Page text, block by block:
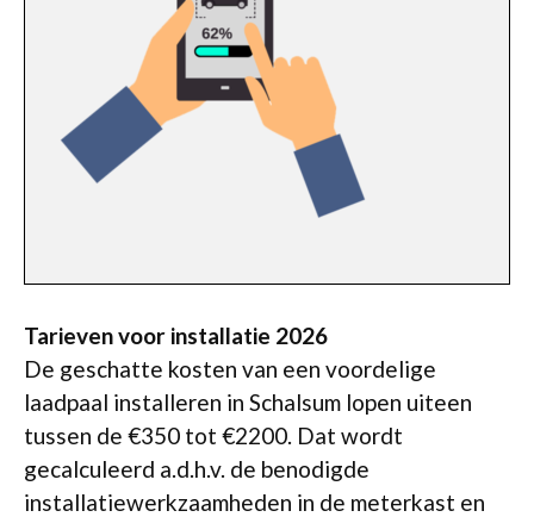
Tarieven voor installatie 2026
De geschatte kosten van een voordelige
laadpaal installeren in Schalsum lopen uiteen
tussen de €350 tot €2200. Dat wordt
gecalculeerd a.d.h.v. de benodigde
installatiewerkzaamheden in de meterkast en